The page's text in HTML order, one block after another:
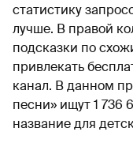
статистику
лучше. В правой
подсказки по
привлекать
канал. В данном
песни» ищут 1 736
название для